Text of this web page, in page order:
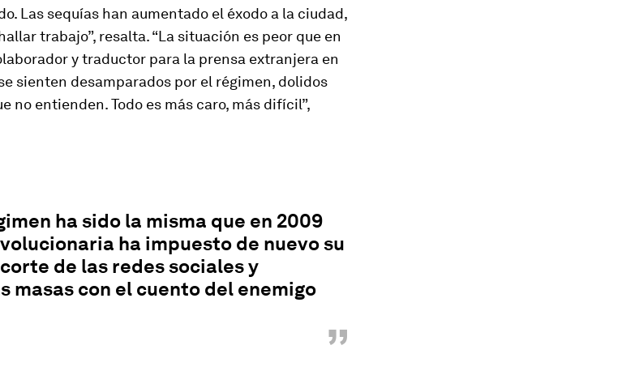
Las sequías han aumentado el éxodo a la ciudad,
trabajo”, resalta. “La situación es peor que en
y traductor para la prensa extranjera en
sienten desamparados por el régimen, dolidos
no entienden. Todo es más caro, más difícil”,
ha sido la misma que en 2009
ha impuesto de nuevo su
de las redes sociales y
masas con el cuento del enemigo
”